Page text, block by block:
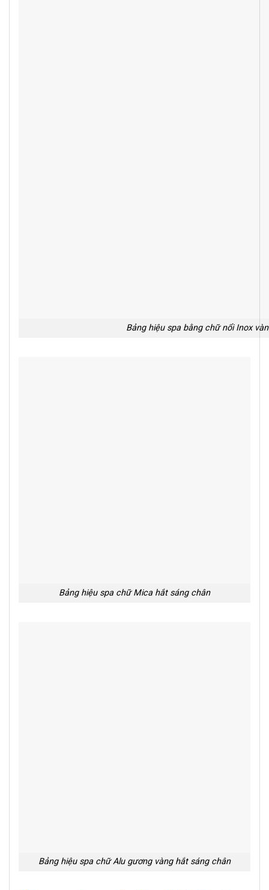
Bảng hiệu spa bằng chữ nổi Inox
Bảng hiệu spa chữ Mica hắt sáng chân
Bảng hiệu spa chữ Alu gương vàng hắt sáng chân